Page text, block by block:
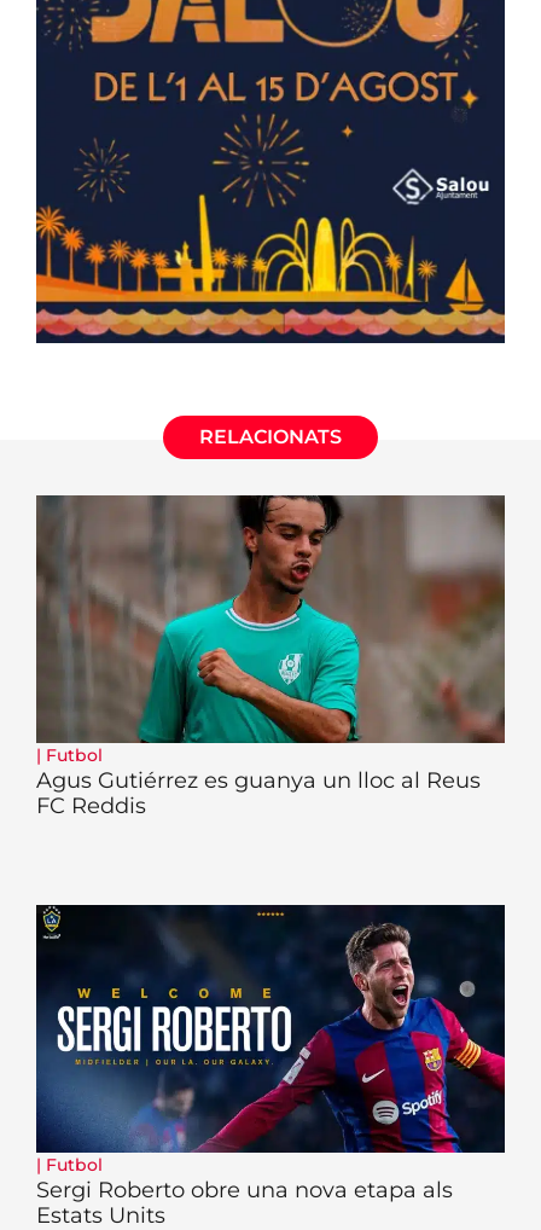
RELACIONATS
| Futbol
Agus Gutiérrez es guanya un lloc al Reus
FC Reddis
| Futbol
Sergi Roberto obre una nova etapa als
Estats Units